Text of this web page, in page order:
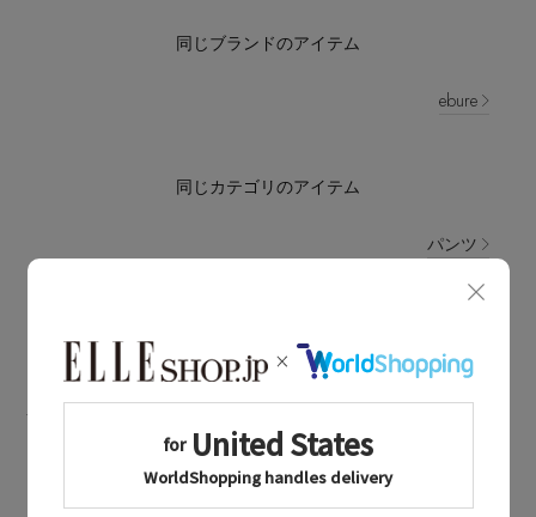
同じブランドのアイテム
ebure
同じカテゴリのアイテム
パンツ
ebure NEWS
新作入荷！ シルクの艶と軽やかさを纏